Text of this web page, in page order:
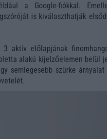
a Google-fiókkal.
is kiválaszthatják
aktív előlapjának
alakú kijelzőelemen belül
semlegesebb szürke